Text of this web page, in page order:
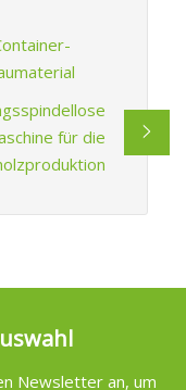
für die
Newsletter an, um